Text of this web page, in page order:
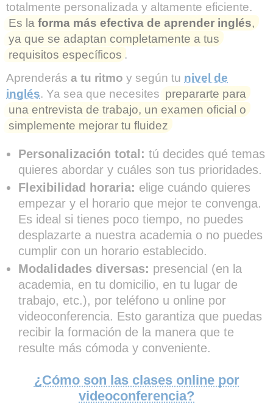
totalmente personalizada y altamente eficiente.
Es la forma más efectiva de aprender inglés,
ya que se adaptan completamente a tus
requisitos específicos .
Aprenderás a tu ritmo y según tu nivel de
inglés. Ya sea que necesites prepararte para
una entrevista de trabajo, un examen oficial o
simplemente mejorar tu fluidez
Personalización total: tú decides qué temas
quieres abordar y cuáles son tus prioridades.
Flexibilidad horaria: elige cuándo quieres
empezar y el horario que mejor te convenga.
Es ideal si tienes poco tiempo, no puedes
desplazarte a nuestra academia o no puedes
cumplir con un horario establecido.
Modalidades diversas: presencial (en la
academia, en tu domicilio, en tu lugar de
trabajo, etc.), por teléfono u online por
videoconferencia. Esto garantiza que puedas
recibir la formación de la manera que te
resulte más cómoda y conveniente.
¿Cómo son las clases online por
videoconferencia?